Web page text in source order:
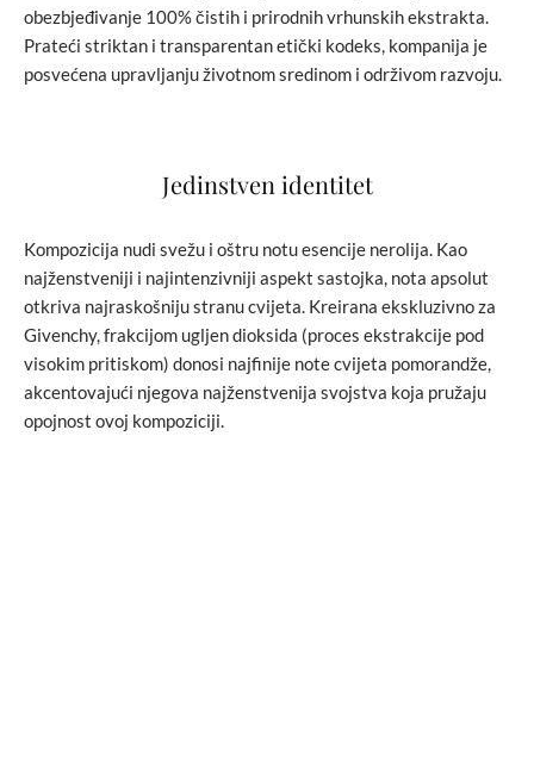
obezbjeđivanje 100% čistih i prirodnih vrhunskih ekstrakta.
Prateći striktan i transparentan etički kodeks, kompanija je
posvećena upravljanju životnom sredinom i održivom razvoju.
Jedinstven identitet
Kompozicija nudi svežu i oštru notu esencije nerolija. Kao
najženstveniji i najintenzivniji aspekt sastojka, nota apsolut
otkriva najraskošniju stranu cvijeta. Kreirana ekskluzivno za
Givenchy, frakcijom ugljen dioksida (proces ekstrakcije pod
visokim pritiskom) donosi najfinije note cvijeta pomorandže,
akcentovajući njegova najženstvenija svojstva koja pružaju
opojnost ovoj kompoziciji.